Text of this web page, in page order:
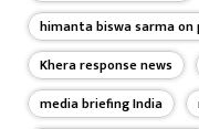
himanta biswa sarma on
Khera response news
media briefing India